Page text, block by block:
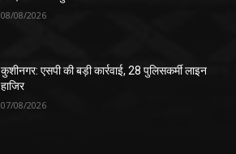
08/08/2026
कुशीनगर: एसपी की बड़ी कार्रवाई, 28 पुलिसकर्मी लाइन
हाजिर
07/08/2026